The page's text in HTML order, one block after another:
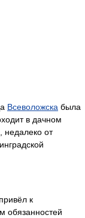
Всеволожска была
в дачном
, недалеко от
к
обязанностей